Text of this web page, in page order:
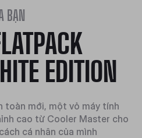
BẠN
EDITION
toàn mới, một vỏ máy tính
cao từ Cooler Master cho
cá nhân của mình